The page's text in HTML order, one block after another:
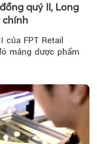
quý II, Long
chính
FPT Retail
mảng dược phẩm